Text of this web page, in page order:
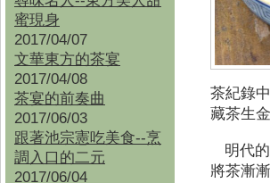
蜜現身
2017/04/07
文華東方的茶宴
2017/04/08
茶宴的前奏曲
2017/06/03
跟著池宗憲吃美食--烹
調入口的二元
2017/06/04
茶紀錄
藏茶生
明代
將茶漸